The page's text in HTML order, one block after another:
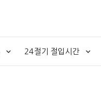
24절기 절입시간